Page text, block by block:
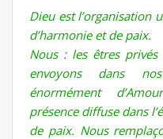
Dieu est l’organisation
d’harmonie et de paix.
Nous : les êtres
envoyons dans
énormément
présence diffuse dans
de paix. Nous